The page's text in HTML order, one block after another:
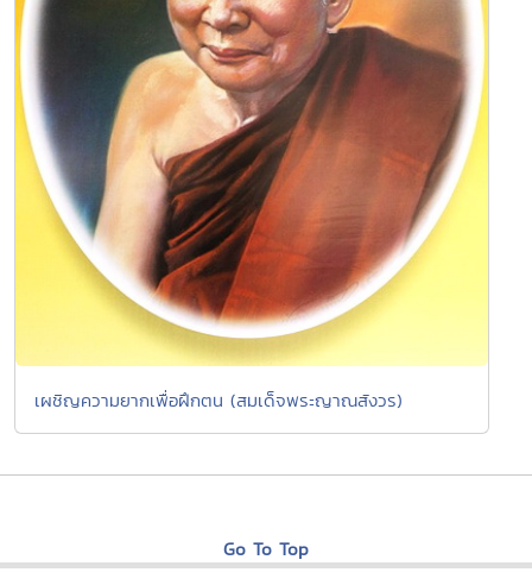
เผชิญความยากเพื่อฝึกตน (สมเด็จพระญาณสังวร)
Go To Top